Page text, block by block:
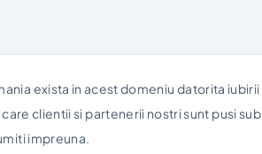
exista in acest domeniu datorita iubirii
clientii si partenerii nostri sunt pusi sub
impreuna.